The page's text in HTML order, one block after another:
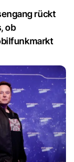
rückt
ob